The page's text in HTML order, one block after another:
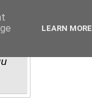
LEARN MORE